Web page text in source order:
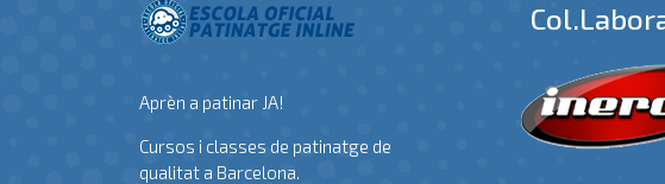
Aprèn a patinar JA!
Cursos i classes de patinatge de
qualitat a Barcelona.